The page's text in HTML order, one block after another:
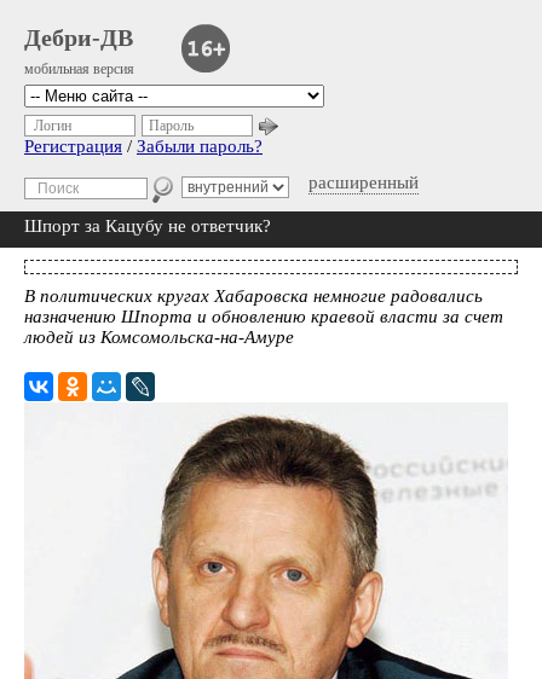
Дебри-ДВ
мобильная версия
расширенный
Логин Пароль
Регистрация / Забыли пароль?
Шпорт за Кацубу не ответчик?
В политических кругах Хабаровска немногие радовались
назначению Шпорта и обновлению краевой власти за счет
людей из Комсомольска-на-Амуре